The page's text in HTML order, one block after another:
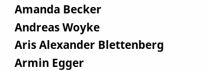
Amanda Becker
Andreas Woyke
Aris Alexander Blettenberg
Armin Egger